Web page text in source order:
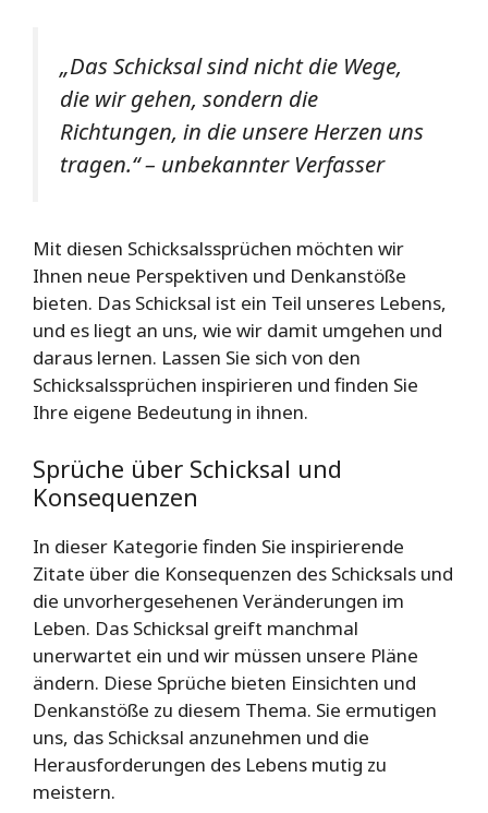
„Das Schicksal sind nicht die Wege,
die wir gehen, sondern die
Richtungen, in die unsere Herzen uns
tragen.“ – unbekannter Verfasser
Mit diesen Schicksalssprüchen möchten wir
Ihnen neue Perspektiven und Denkanstöße
bieten. Das Schicksal ist ein Teil unseres Lebens,
und es liegt an uns, wie wir damit umgehen und
daraus lernen. Lassen Sie sich von den
Schicksalssprüchen inspirieren und finden Sie
Ihre eigene Bedeutung in ihnen.
Sprüche über Schicksal und
Konsequenzen
In dieser Kategorie finden Sie inspirierende
Zitate über die Konsequenzen des Schicksals und
die unvorhergesehenen Veränderungen im
Leben. Das Schicksal greift manchmal
unerwartet ein und wir müssen unsere Pläne
ändern. Diese Sprüche bieten Einsichten und
Denkanstöße zu diesem Thema. Sie ermutigen
uns, das Schicksal anzunehmen und die
Herausforderungen des Lebens mutig zu
meistern.